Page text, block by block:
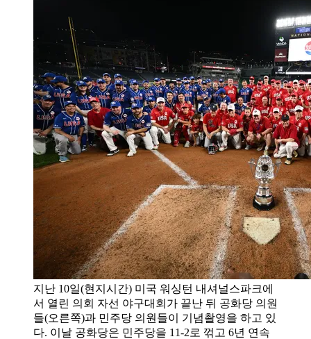
지난 10일(현지시간) 미국 워싱턴 내셔널스파크에
서 열린 의회 자선 야구대회가 끝난 뒤 공화당 의원
들(오른쪽)과 민주당 의원들이 기념촬영을 하고 있
다. 이날 공화당은 민주당을 11-2로 꺾고 6년 연속